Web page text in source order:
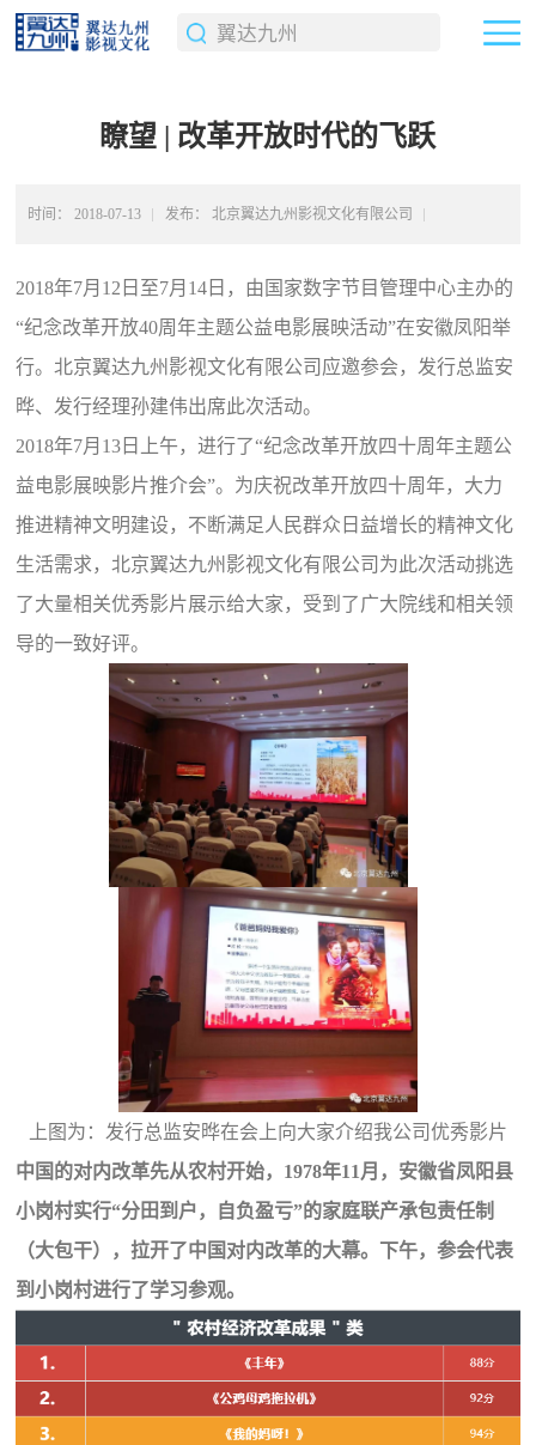
瞭望 | 改革开放时代的飞跃
时间： 2018-07-13 发布： 北京翼达九州影视文化有限公司
2018年7月12日至7月14日，由国家数字节目管理中心主办的
“纪念改革开放40周年主题公益电影展映活动”在安徽凤阳举
行。北京翼达九州影视文化有限公司应邀参会，发行总监安
晔、发行经理孙建伟出席此次活动。
2018年7月13日上午，进行了“纪念改革开放四十周年主题公
益电影展映影片推介会”。为庆祝改革开放四十周年，大力
推进精神文明建设，不断满足人民群众日益增长的精神文化
生活需求，北京翼达九州影视文化有限公司为此次活动挑选
了大量相关优秀影片展示给大家，受到了广大院线和相关领
导的一致好评。
上图为：发行总监安晔在会上向大家介绍我公司优秀影片
中国的对内改革先从农村开始，1978年11月，安徽省凤阳县
小岗村实行“分田到户，自负盈亏”的家庭联产承包责任制
（大包干），拉开了中国对内改革的大幕。下午，参会代表
到小岗村进行了学习参观。